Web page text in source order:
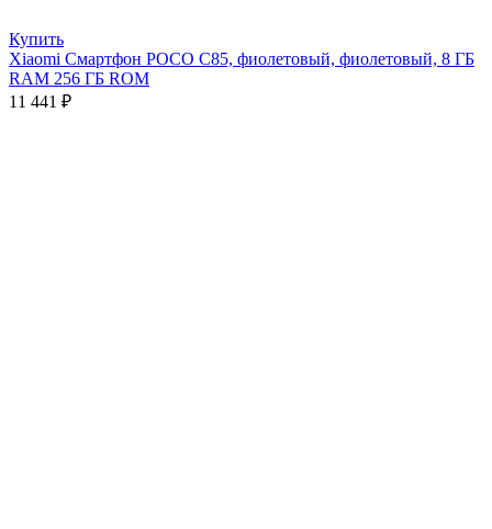
Купить
Xiaomi Смартфон POCO C85, фиолетовый, фиолетовый, 8 ГБ
RAM 256 ГБ ROM
11 441 ₽